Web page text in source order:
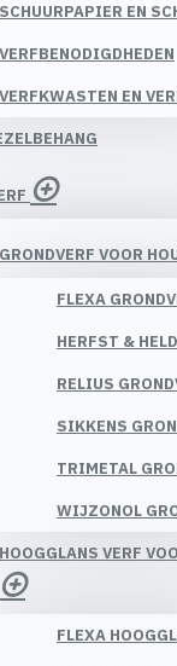
SCHUURPAPIER EN
VERFBENODIGDHEDEN
VERFKWASTEN EN
GRONDVERF VOOR
FLEXA
HERFST &
RELIUS
SIKKENS
TRIMETAL
WIJZONOL
HOOGGLANS VERF
FLEXA